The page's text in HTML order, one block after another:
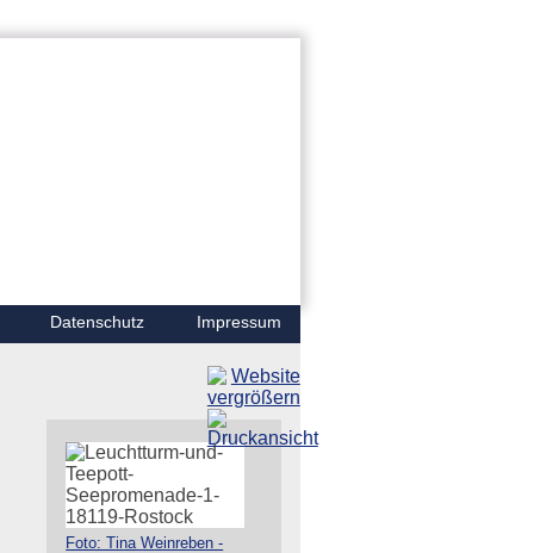
Datenschutz Impressum
Foto: Tina Weinreben -